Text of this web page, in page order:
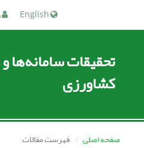
تحقیقات سامانه‌ها
کشاورزی
صفحه اصلی فهرست مقالات